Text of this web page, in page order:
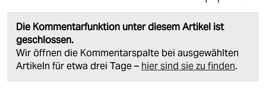
Die Kommentarfunktion unter diesem Artikel ist
geschlossen.
Wir öffnen die Kommentarspalte bei ausgewählten
Artikeln für etwa drei Tage – hier sind sie zu finden.